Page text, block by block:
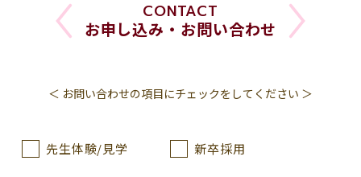
CONTACT
お申し込み・お問い合わせ
＜ お問い合わせの項目にチェックをしてください ＞
先生体験/見学 新卒採用